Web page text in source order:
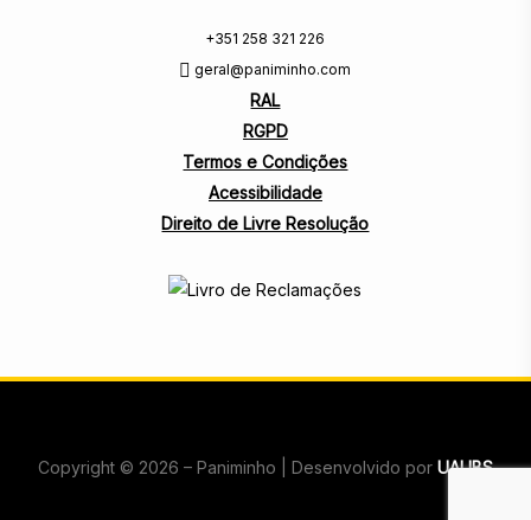
+351 258 321 226
geral@paniminho.com
RAL
RGPD
Termos e Condições
Acessibilidade
Direito de Livre Resolução
Copyright © 2026 – Paniminho | Desenvolvido por UAUBS